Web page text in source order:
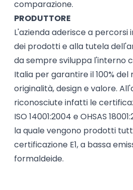
comparazione.
PRODUTTORE
L'azienda aderisce a percorsi
dei prodotti e alla tutela
da sempre sviluppa l'interno
Italia per garantire il 100% del
originalità, design e valore.
riconosciute infatti le
ISO 14001:2004 e OHSAS
la quale vengono prodotti
certificazione E1, a bassa
formaldeide.